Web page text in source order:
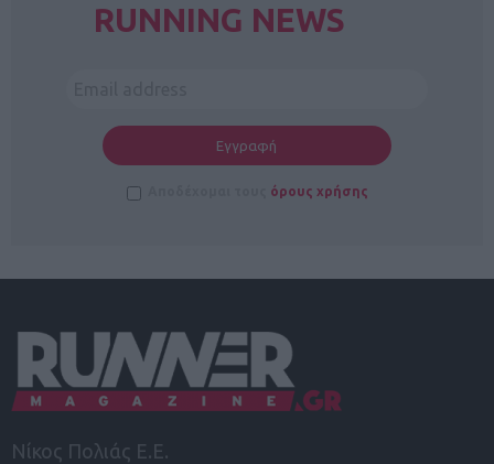
RUNNING NEWS
όρους χρήσης
Νίκος Πολιάς Ε.Ε.